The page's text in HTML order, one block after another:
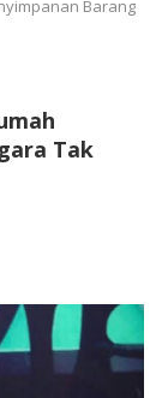
Barang
Tak